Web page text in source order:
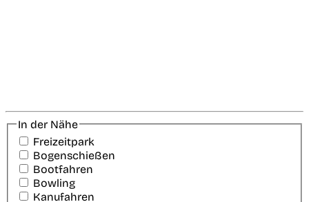
In der Nähe
Freizeitpark
Bogenschießen
Bootfahren
Bowling
Kanufahren